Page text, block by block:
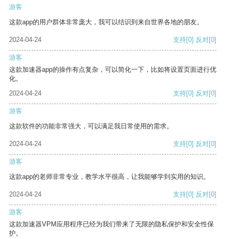
游客
这款app的用户群体非常庞大，我可以结识到来自世界各地的朋友。
2024-04-24 支持[0] 反对[0]
游客
这款加速器app的操作有点复杂，可以简化一下，比如将设置页面进行优
化。
2024-04-24
支持[0] 反对[0]
游客
这款软件的功能非常强大，可以满足我日常使用的需求。
2024-04-24 支持[0] 反对[0]
游客
这款app的老师非常专业，教学水平很高，让我能够学到实用的知识。
2024-04-24 支持[0] 反对[0]
游客
这款加速器VPM应用程序已经为我们带来了无限的隐私保护和安全性保
护。